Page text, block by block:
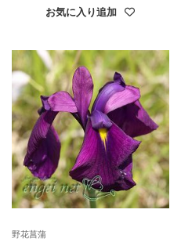
お気に入り追加
野花菖蒲